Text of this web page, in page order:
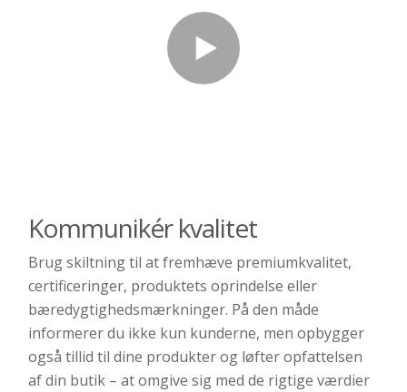
Kommunikér kvalitet
Brug skiltning til at fremhæve premiumkvalitet,
certificeringer, produktets oprindelse eller
bæredygtigheds­mærkninger. På den måde
informerer du ikke kun kunderne, men opbygger
også tillid til dine produkter og løfter opfattelsen
af din butik – at omgive sig med de rigtige værdier